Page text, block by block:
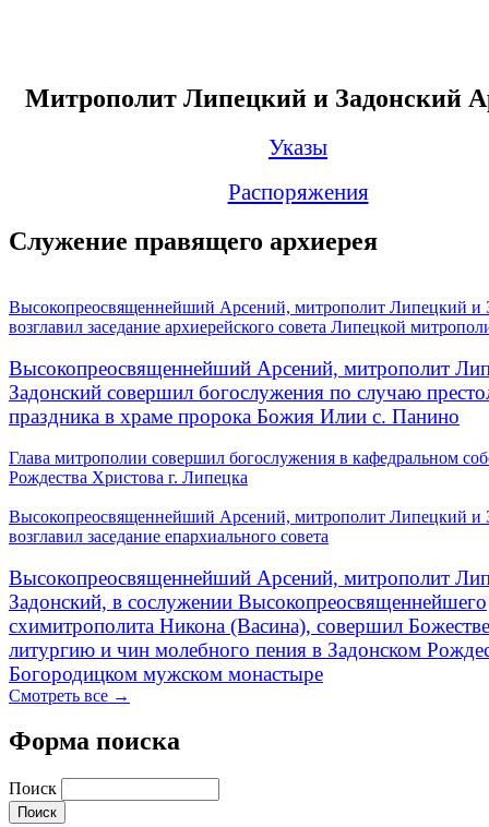
Митрополит Липецкий и Задонский
Указы
Распоряжения
Служение правящего архиерея
Высокопреосвященнейший Арсений, митрополит Липецкий и
возглавил заседание архиерейского совета Липецкой
Высокопреосвященнейший Арсений, митрополит
Задонский совершил богослужения по случаю
праздника в храме пророка Божия Илии с. Панино
Глава митрополии совершил богослужения в кафедральном
Рождества Христова г. Липецка
Высокопреосвященнейший Арсений, митрополит Липецкий и
возглавил заседание епархиального совета
Высокопреосвященнейший Арсений, митрополит
Задонский, в сослужении Высокопреосвященнейшего
схимитрополита Никона (Васина), совершил
литургию и чин молебного пения в Задонском
Богородицком мужском монастыре
Смотреть все →
Форма поиска
Поиск